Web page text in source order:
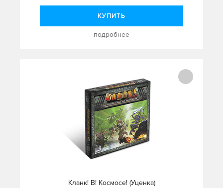
КУПИТЬ
подробнее
Кланк! В! Космосе! (Уценка)